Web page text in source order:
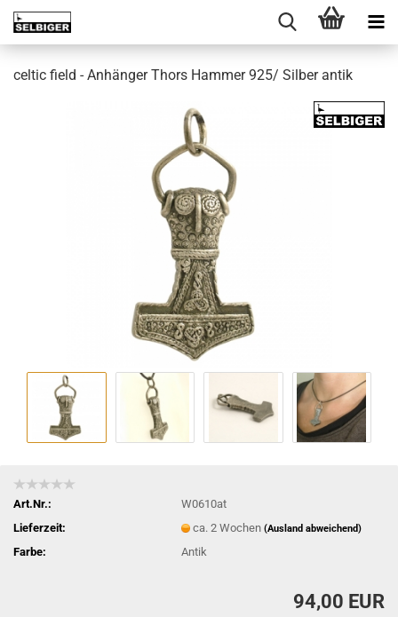
celtic field - Anhänger Thors Hammer 925/ Silber antik
Art.Nr.:
W0610at
Lieferzeit:
ca. 2 Wochen(Ausland abweichend)
Farbe: Antik
94,00 EUR